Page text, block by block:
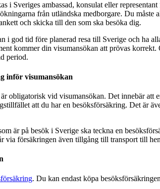
i Sveriges ambassad, konsulat eller
från utländska medborgare. Du
och skicka till den som ska besöka dig.
i god tid före planerad resa till Sverige och ha
kommer din visumansökan att prövas
period.
inför visumansökan
är obligatorisk vid visumansökan. Det innebär att
att du har en besöksförsäkring. Det är
är på besök i Sverige ska teckna en
via försäkringen även tillgång till transport till
. Du kan endast köpa